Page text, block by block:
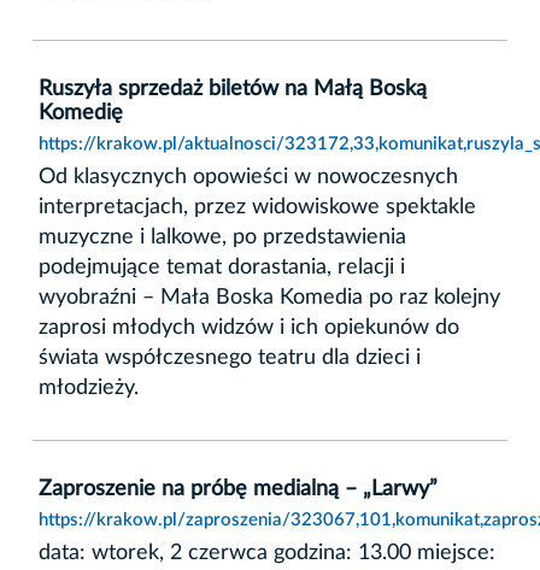
Ruszyła sprzedaż biletów na Małą Boską
Komedię
https://krakow.pl/aktualnosci/
Od klasycznych opowieści w nowoczesnych
interpretacjach, przez widowiskowe spektakle
muzyczne i lalkowe, po przedstawienia
podejmujące temat dorastania, relacji i
wyobraźni – Mała Boska Komedia po raz kolejny
zaprosi młodych widzów i ich opiekunów do
świata współczesnego teatru dla dzieci i
młodzieży.
Zaproszenie na próbę medialną – „Larwy”
https://krakow.pl/zaproszenia/
data: wtorek, 2 czerwca godzina: 13.00 miejsce: